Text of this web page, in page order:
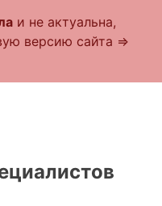
и не актуальна,
версию сайта =>